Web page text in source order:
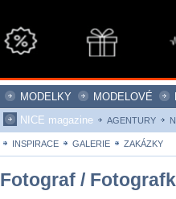
MODELKY MODELOVÉ
NICE magazine
AGENTURY
INSPIRACE GALERIE ZAKÁZKY
Fotograf /